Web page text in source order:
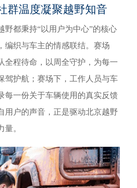
群温度凝聚越野知音
野都秉持“以用户为中心”的核心
编织与车主的情感联结。赛场
全程待命，以周全守护，为每一
驾护航；赛场下，工作人员与车
每一份关于车辆使用的真实反馈
用户的声音，正是驱动北京越野
量。